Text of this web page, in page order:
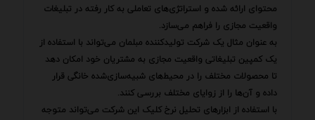
محتوای ارائه شده و استراتژی‌های تعاملی به کار رفته در تبلیغات
واقعیت مجازی را فراهم می‌سازد.
به عنوان مثال یک شرکت تولیدکننده مبلمان می‌تواند با استفاده از
یک کمپین تبلیغاتی واقعیت مجازی به مشتریان خود امکان دهد
تا محصولات مختلف را در محیط‌های شبیه‌سازی‌شده خانگی قرار
داده و آن‌ها را از زوایای مختلف بررسی کنند.
با استفاده از ابزارهای تحلیل نرخ کلیک این شرکت می‌تواند متوجه